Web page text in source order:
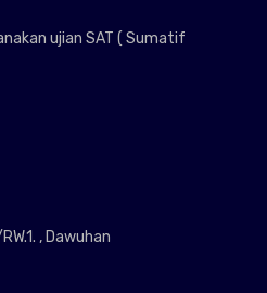
ujian SAT ( Sumatif
, Dawuhan